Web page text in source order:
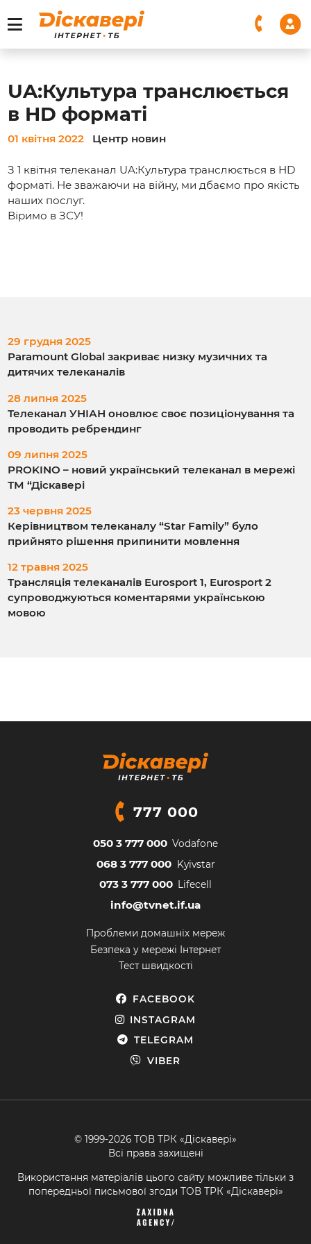
UA:Культура транслюється
в HD форматі
01 квітня 2022 Центр новин
З 1 квітня телеканал UA:Культура транслюється в HD
форматі. Не зважаючи на війну, ми дбаємо про якість
наших послуг.
Віримо в ЗСУ!
29 грудня 2025
Paramount Global закриває низку музичних та
дитячих телеканалів
28 липня 2025
Телеканал УНІАН оновлює своє позиціонування та
проводить ребрендинг
09 липня 2025
PROKINO – новий український телеканал в мережі
ТМ “Діскавері
23 червня 2025
Керівництвом телеканалу “Star Family” було
прийнято рішення припинити мовлення
12 травня 2025
Трансляція телеканалів Eurosport 1, Eurosport 2
супроводжуються коментарями українською
мовою
777 000
050 3 777 000 Vodafone
068 3 777 000 Kyivstar
073 3 777 000 Lifecell
info@tvnet.if.ua
Проблеми домашніх мереж
Безпека у мережі Інтернет
Тест швидкості
FACEBOOK
INSTAGRAM
TELEGRAM
VIBER
© 1999-2026 ТОВ ТРК «Діскавері»
Всі права захищені
Використання матеріалів цього сайту можливе тільки з
попередньої письмової згоди ТОВ ТРК «Діскавері»